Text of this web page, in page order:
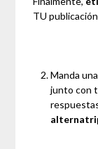
TU
Manda
junto con